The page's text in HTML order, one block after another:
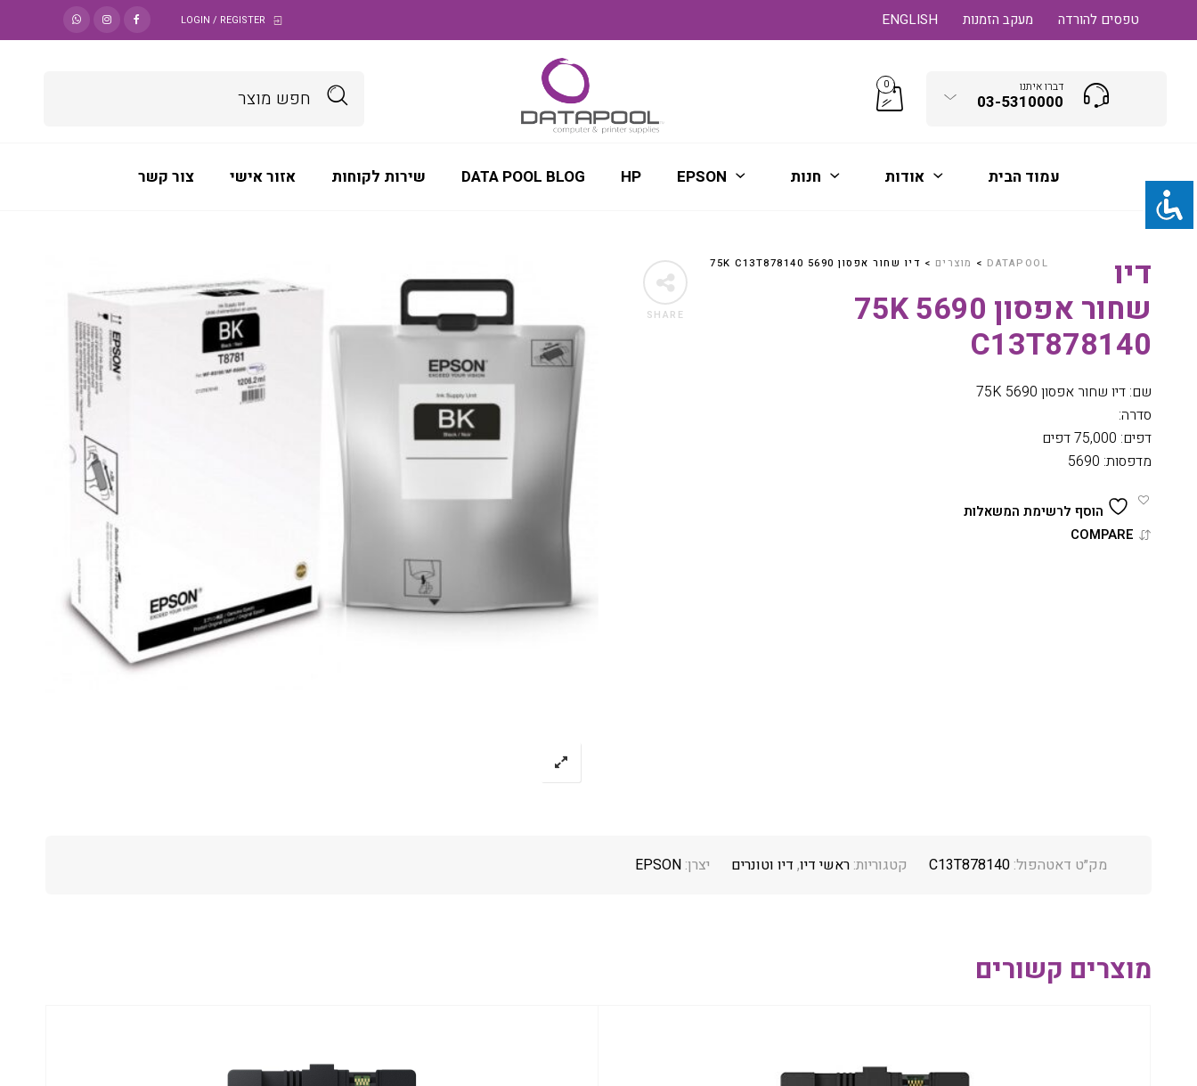
ENGLISH מעקב הזמנות טפסים להורדה LOGIN / REGISTER
דברו איתנו
03-5310000
0
עמוד הבית אודות חנות EPSON
HP
DATA POOL BLOG שירות לקוחות אזור אישי צור קשר
SHARE
DATAPOOL
> מוצרים > דיו שחור אפסון 5690 75K C13T878140
דיו
שחור אפסון 5690 75K
C13T878140
שם: דיו שחור אפסון 5690 75K
סדרה:
דפים: 75,000 דפים
מדפסות: 5690
הוסף לרשימת המשאלות
COMPARE
מק״ט דאטהפול: C13T878140 קטגוריות: ראשי דיו, דיו וטונרים יצרן: EPSON
מוצרים קשורים